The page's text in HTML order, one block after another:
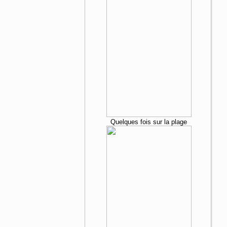
Quelques fois sur la plage